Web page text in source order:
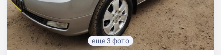
еще 3 фото